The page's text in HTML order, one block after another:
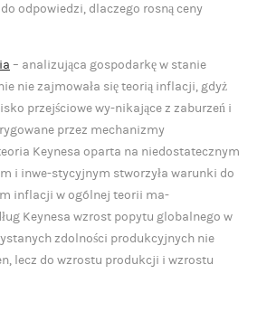
odpowiedzi, dlaczego rosną ceny
– analizująca gospodarkę w stanie
nie zajmowała się teorią inflacji, gdyż
przejściowe wy-nikające z zaburzeń i
przez mechanizmy
Keynesa oparta na niedostatecznym
i inwe-stycyjnym stworzyła warunki do
inflacji w ogólnej teorii ma-
Keynesa wzrost popytu globalnego w
zdolności produkcyjnych nie
lecz do wzrostu produkcji i wzrostu